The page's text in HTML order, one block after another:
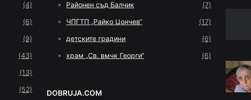
(4)
(6)
(9)
(43)
(13)
(52)
Районен съд Балчик (7)
ЧПГТП „Райко Цончев“ (17)
детските градини (6)
храм „Св. вмчк Георги“ (6)
DOBRUJA.COM